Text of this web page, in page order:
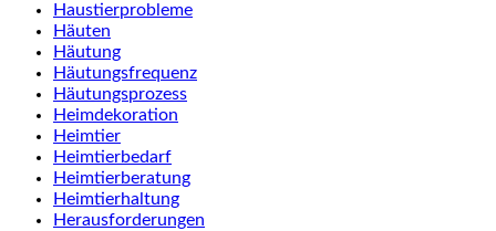
Haustierprobleme
Häuten
Häutung
Häutungsfrequenz
Häutungsprozess
Heimdekoration
Heimtier
Heimtierbedarf
Heimtierberatung
Heimtierhaltung
Herausforderungen